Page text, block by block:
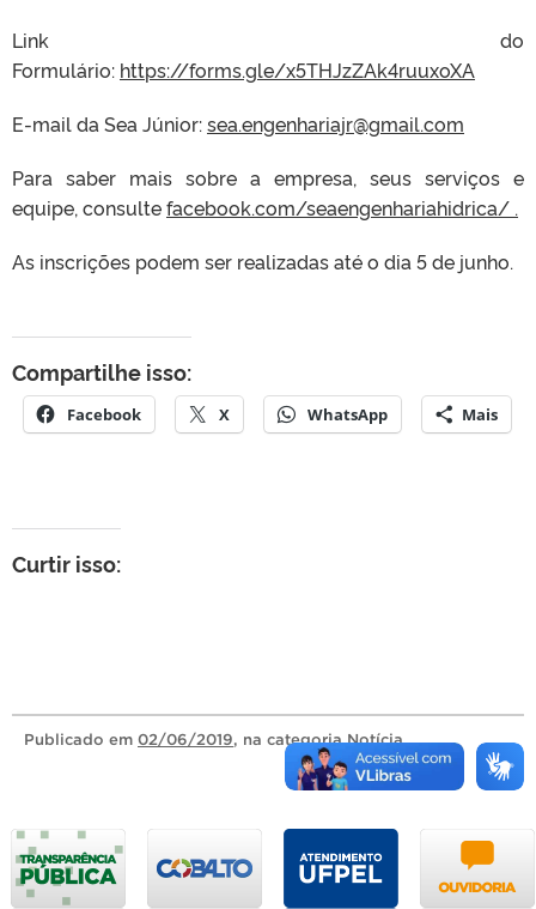
Link do
Formulário: https://forms.gle/x5THJzZAk4ruuxoXA
E-mail da Sea Júnior:sea.engenhariajr@gmail.com
Para saber mais sobre a empresa, seus serviços e
equipe, consultefacebook.com/seaengenhariahidrica/ .
As inscrições podem ser realizadas até o dia 5 de junho.
Compartilhe isso:
Facebook X WhatsApp Mais
Curtir isso:
Publicado em 02/06/2019, na categoriaNotícia.